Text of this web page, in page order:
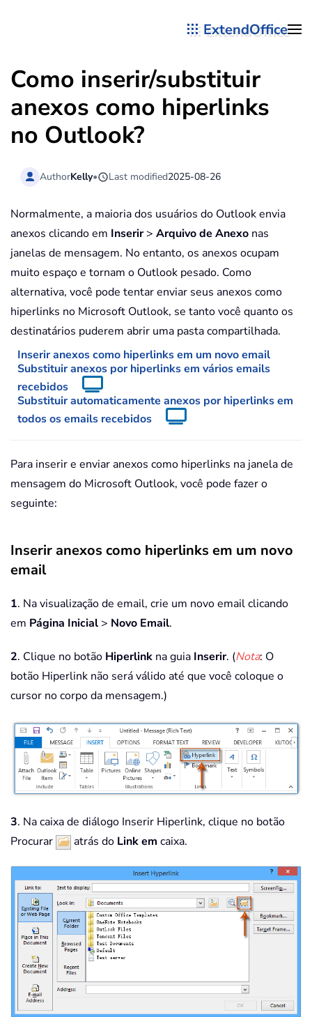
ExtendOffice
Como inserir/substituir
anexos como hiperlinks
no Outlook?
AuthorKelly• Last modified2025-08-26
Normalmente, a maioria dos usuários do Outlook envia
anexos clicando em Inserir> Arquivo de Anexo nas
janelas de mensagem. No entanto, os anexos ocupam
muito espaço e tornam o Outlook pesado. Como
alternativa, você pode tentar enviar seus anexos como
hiperlinks no Microsoft Outlook, se tanto você quanto os
destinatários puderem abrir uma pasta compartilhada.
Inserir anexos como hiperlinks em um novo email
Substituir anexos por hiperlinks em vários emails
recebidos
Substituir automaticamente anexos por hiperlinks em
todos os emails recebidos
Para inserir e enviar anexos como hiperlinks na janela de
mensagem do Microsoft Outlook, você pode fazer o
seguinte:
Inserir anexos como hiperlinks em um novo
email
1. Na visualização de email, crie um novo email clicando
em Página Inicial > Novo Email.
2. Clique no botão Hiperlink na guia Inserir. (Nota: O
botão Hiperlink não será válido até que você coloque o
cursor no corpo da mensagem.)
3. Na caixa de diálogo Inserir Hiperlink, clique no botão
Procurar
atrás do Link em caixa.